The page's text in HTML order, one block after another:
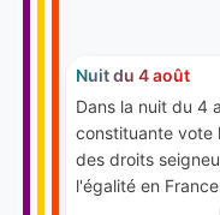
Nuit du 4 août
Dans la nuit du 4
constituante vote
des droits
l'égalité en